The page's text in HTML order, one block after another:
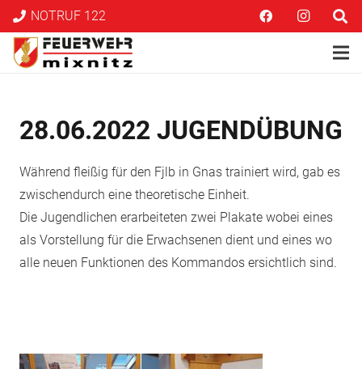
NOTRUF 122
28.06.2022 JUGENDÜBUNG
Während fleißig für den Fjlb in Gnas trainiert wird, gab es
zwischendurch eine theoretische Einheit.
Die Jugendlichen erarbeiteten zwei Plakate wobei eines
als Vorstellung für die Erwachsenen dient und eines wo
alle neuen Funktionen des Kommandos ersichtlich sind.